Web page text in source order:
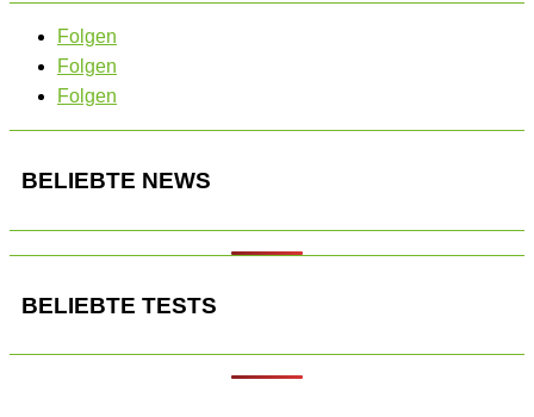
Folgen
Folgen
Folgen
BELIEBTE NEWS
BELIEBTE TESTS